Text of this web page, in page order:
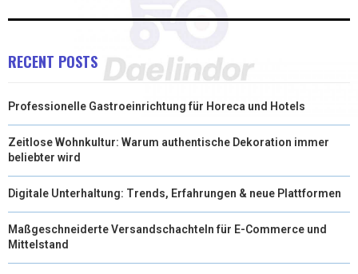
RECENT POSTS
Professionelle Gastroeinrichtung für Horeca und Hotels
Zeitlose Wohnkultur: Warum authentische Dekoration immer
beliebter wird
Digitale Unterhaltung: Trends, Erfahrungen & neue Plattformen
Maßgeschneiderte Versandschachteln für E-Commerce und
Mittelstand